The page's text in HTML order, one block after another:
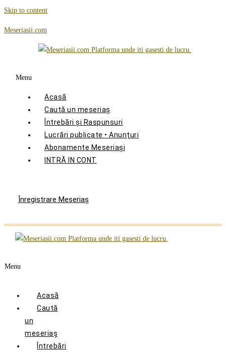
Skip to content
Meseriasii.com
Menu
Acasă
Caută un meseriaș
Întrebări și Raspunsuri
Lucrări publicate • Anunțuri
Abonamente Meseriași
INTRĂ IN CONT
Înregistrare Meseriaş
Menu
Acasă
Caută
un
meseriaș
Întrebări